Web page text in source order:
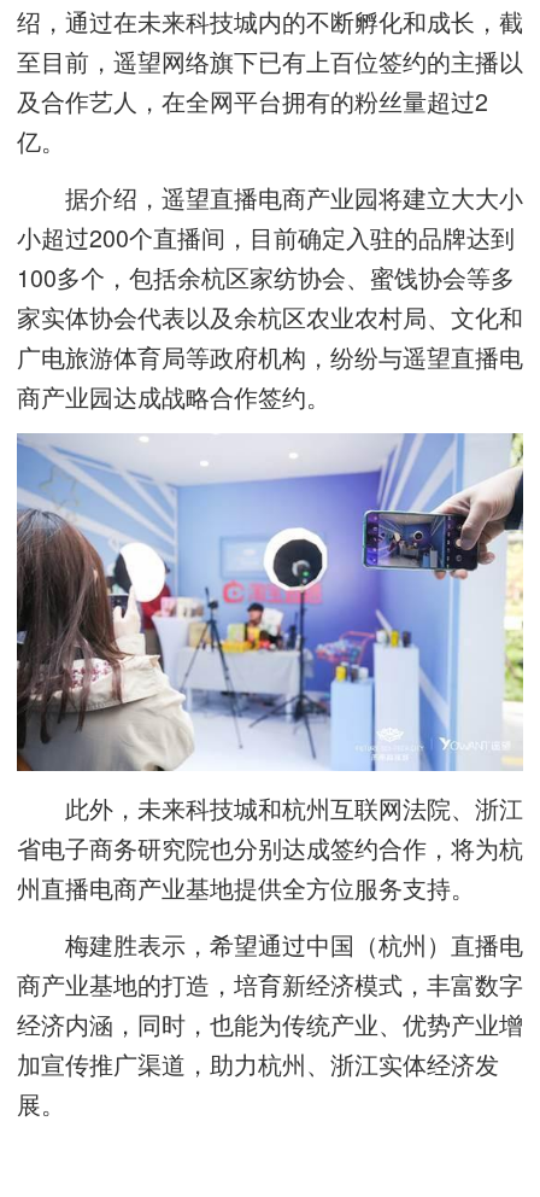
绍，通过在未来科技城内的不断孵化和成长，截
至目前，遥望网络旗下已有上百位签约的主播以
及合作艺人，在全网平台拥有的粉丝量超过2
亿。
据介绍，遥望直播电商产业园将建立大大小
小超过200个直播间，目前确定入驻的品牌达到
100多个，包括余杭区家纺协会、蜜饯协会等多
家实体协会代表以及余杭区农业农村局、文化和
广电旅游体育局等政府机构，纷纷与遥望直播电
商产业园达成战略合作签约。
此外，未来科技城和杭州互联网法院、浙江
省电子商务研究院也分别达成签约合作，将为杭
州直播电商产业基地提供全方位服务支持。
梅建胜表示，希望通过中国（杭州）直播电
商产业基地的打造，培育新经济模式，丰富数字
经济内涵，同时，也能为传统产业、优势产业增
加宣传推广渠道，助力杭州、浙江实体经济发
展。